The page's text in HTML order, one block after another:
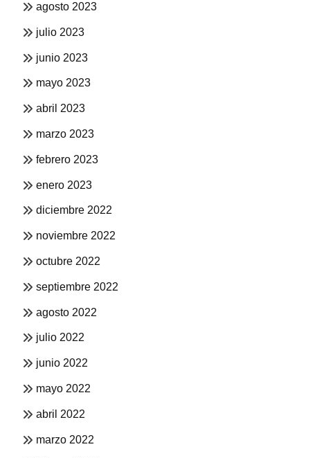
agosto 2023
julio 2023
junio 2023
mayo 2023
abril 2023
marzo 2023
febrero 2023
enero 2023
diciembre 2022
noviembre 2022
octubre 2022
septiembre 2022
agosto 2022
julio 2022
junio 2022
mayo 2022
abril 2022
marzo 2022